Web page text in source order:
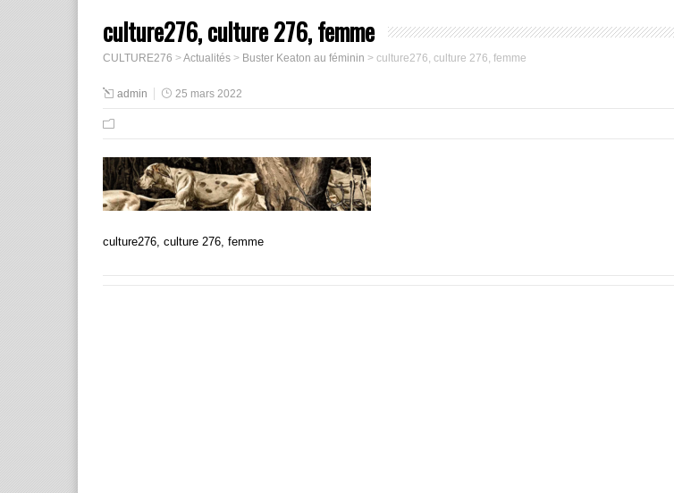
culture276, culture 276, femme
CULTURE276 >Actualités > Buster Keaton au féminin > culture276, culture 276, femme
admin 25 mars 2022
culture276, culture 276, femme